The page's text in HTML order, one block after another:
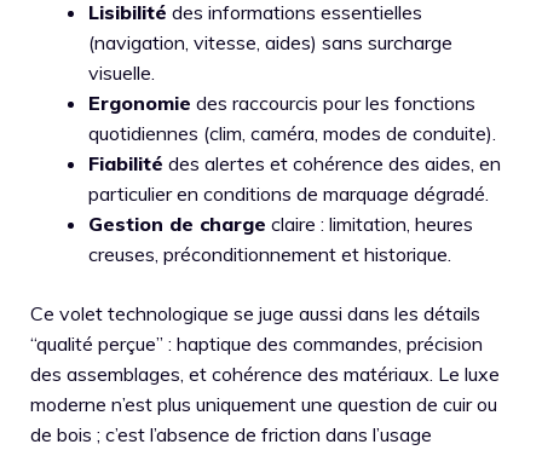
Lisibilité des informations essentielles
(navigation, vitesse, aides) sans surcharge
visuelle.
Ergonomie des raccourcis pour les fonctions
quotidiennes (clim, caméra, modes de conduite).
Fiabilité des alertes et cohérence des aides, en
particulier en conditions de marquage dégradé.
Gestion de charge claire : limitation, heures
creuses, préconditionnement et historique.
Ce volet technologique se juge aussi dans les détails
“qualité perçue” : haptique des commandes, précision
des assemblages, et cohérence des matériaux. Le luxe
moderne n’est plus uniquement une question de cuir ou
de bois ; c’est l’absence de friction dans l’usage